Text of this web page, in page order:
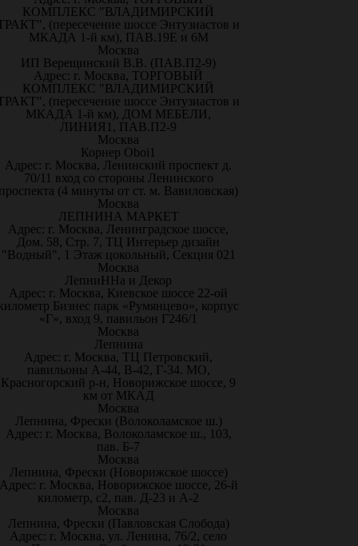
КОМПЛЕКС "ВЛАДИМИРСКИЙ
(пересечение шоссе Энтузиастов и
МКАДА 1-й км), ПАВ.19Е и 6М
Москва
ИП Верещинский В.В. (ПАВ.П2-9)
Адрес: г. Москва, ТОРГОВЫЙ
КОМПЛЕКС "ВЛАДИМИРСКИЙ
(пересечение шоссе Энтузиастов и
МКАДА 1-й км), ДОМ МЕБЕЛИ,
ЛИНИЯ1, ПАВ.П2-9
Москва
Корнер Oboi1
Адрес: г. Москва, Ленинский проспект д.
70/11 вход со стороны Ленинского
(4 минуты от ст. м. Вавиловская)
Москва
ЛЕПНИНА МАРКЕТ
Адрес: г. Москва, Ленинградское шоссе,
Дом. 58, Стр. 7, ТЦ Интерьер дизайн
"Водный", 1 Этаж цокольный, Секция 021
Москва
ЛепниННа и Декор
Адрес: г. Москва, Киевское шоссе 22-ой
Бизнес парк «Румянцево», корпус
«Г», вход 9, павильон Г246/1
Москва
Лепнина
Адрес: г. Москва, ТЦ Петровский,
павильоны А-44, В-42, Г-34. МО,
Красногорский р-н, Новорижское шоссе, 9
км от МКАД
Москва
Лепнина, Фрески (Волоколамское ш.)
Адрес: г. Москва, Волоколамское ш., 103,
пав. Б-7
Москва
Лепнина, Фрески (Новорижское шоссе)
г. Москва, Новорижское шоссе, 26-й
километр, с2, пав. Д-23 и А-2
Москва
Лепнина, Фрески (Павловская Слобода)
Адрес: г. Москва, ул. Ленина, 76/2, село